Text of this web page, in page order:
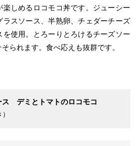
楽しめるロコモコ丼です。ジューシー
ラスソース、半熟卵、チェダーチーズ
を使用。とろーりとろけるチーズソー
られます。食べ応えも抜群です。
ス デミとトマトのロコモコ